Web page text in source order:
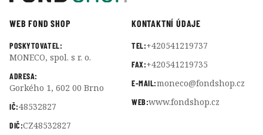
WEB FOND SHOP
POSKYTOVATEL:
MONECO, spol. s r. o.
ADRESA:
Gorkého 1, 602 00 Brno
IČ:48532827
DIČ:CZ48532827
KONTAKTNÍ ÚDAJE
TEL:+420541219737
FAX:+420541219735
E-MAIL:moneco@fondshop.cz
WEB:www.fondshop.cz